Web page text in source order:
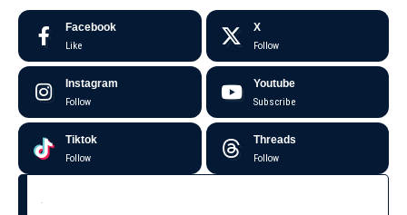
Facebook
Like
X
Follow
Instagram
Follow
Youtube
Subscribe
Tiktok
Follow
Threads
Follow